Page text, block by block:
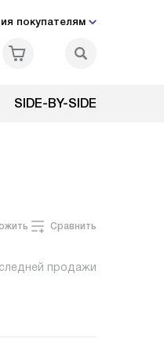
покупателям
SIDE-BY-SIDE
Сравнить
продажи